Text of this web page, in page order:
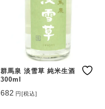
群馬泉 淡雪草 純米生酒
300ml
682 円 [税込]